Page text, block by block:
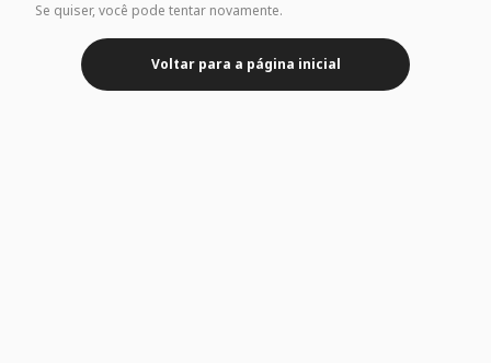
Se quiser, você pode tentar novamente.
Voltar para a página inicial